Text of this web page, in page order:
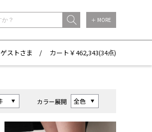
＋ MORE
ゲストさま / カート￥462,343(34点)
カラー展開